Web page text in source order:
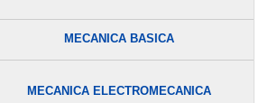
MECANICA BASICA
MECANICA ELECTROMECANICA